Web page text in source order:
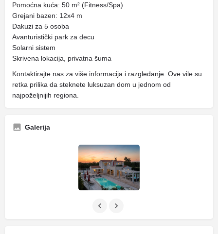
Pomoćna kuća: 50 m² (Fitness/Spa)
Grejani bazen: 12x4 m
Đakuzi za 5 osoba
Avanturistički park za decu
Solarni sistem
Skrivena lokacija, privatna šuma
Kontaktirajte nas za više informacija i razgledanje. Ove vile su
retka prilika da steknete luksuzan dom u jednom od
najpoželjnijih regiona.
Galerija